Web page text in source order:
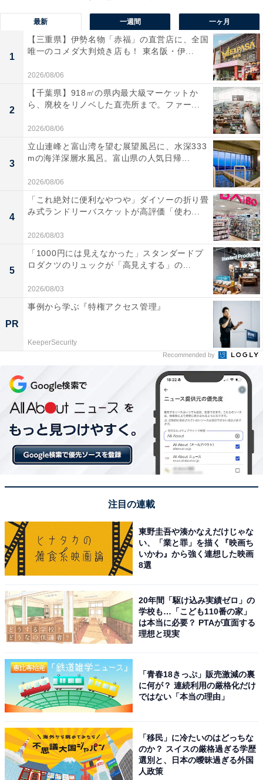
View this post on Instagram
1位にランクインしたのは、俳優のディーン・フジオカ
さんです。コンスタントに話題のドラマや映画に出演し
ており、4月8日スタートのドラマ『LOVED ONE』（フ
ジテレビ系）では主演を務め、変わり者の天才法医学者
役を演じています。
ディーンさんは2012年にインドネシア人女性と結婚。
2014年に双子、2017年に第3子が誕生しています。2025
年に離婚を発表し、約13年間の結婚生活に終止符を打ち
ました。
回答コメントでは「そもそも結婚していたことも知らな
かったから」（40代女性／東京都）、「私生活の様子が
庫県）、「クールなイメージが強く、多忙な中での子育
て人数に驚いたから」（20代女性／長崎県）などの声が
集まりました。
最新 一週間 一ヶ月
1
【三重県】伊勢名物「赤福」の直営店に、全国
唯一のコメダ大判焼き店も！ 東名阪・伊...
2026/08/06
2
【千葉県】918㎡の県内最大級マーケットか
ら、廃校をリノベした直売所まで。ファー...
2026/08/06
3
立山連峰と富山湾を望む展望風呂に、水深333
mの海洋深層水風呂。富山県の人気日帰...
2026/08/06
4
「これ絶対に便利なやつや」ダイソーの折り畳
み式ランドリーバスケットが高評価「使わ...
2026/08/03
5
「1000円には見えなかった」スタンダードプ
ロダクツのリュックが「高見えする」の...
2026/08/03
PR
事例から学ぶ『特権アクセス管理』
KeeperSecurity
Recommended by
注目の連載
東野圭吾や湊かなえだけじゃな
い、「業と罪」を描く『映画ち
いかわ』から強く連想した映画
8選
20年間「駆け込み実績ゼロ」の
学校も…「こども110番の家」
は本当に必要？ PTAが直面する
理想と現実
「青春18きっぷ」販売激減の裏
に何が？ 連続利用の厳格化だけ
ではない「本当の理由」
「移民」に冷たいのはどっちな
のか？ スイスの厳格過ぎる学歴
選別と、日本の曖昧過ぎる外国
人政策